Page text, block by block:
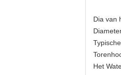
Dia van
Het